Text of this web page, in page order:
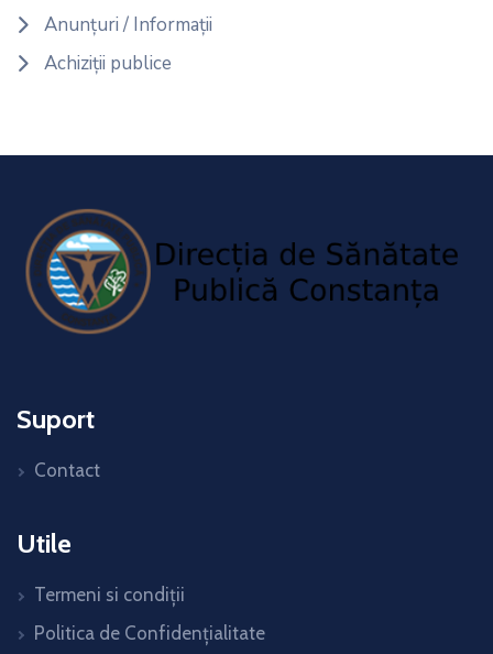
Anunțuri / Informații
Achiziții publice
Suport
Contact
Utile
Termeni si condiții
Politica de Confidențialitate